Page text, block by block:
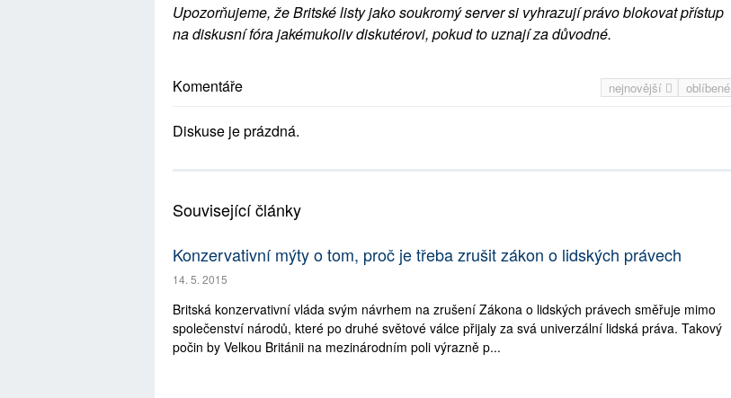
Upozorňujeme, že Britské listy jako soukromý server si vyhrazují právo blokovat přístup
na diskusní fóra jakémukoliv diskutérovi, pokud to uznají za důvodné.
nejnovější oblíbené
Komentáře
Diskuse je prázdná.
Související články
Konzervativní mýty o tom, proč je třeba zrušit zákon o lidských právech
14. 5. 2015
Britská konzervativní vláda svým návrhem na zrušení Zákona o lidských právech směřuje mimo
společenství národů, které po druhé světové válce přijaly za svá univerzální lidská práva. Takový
počin by Velkou Británii na mezinárodním poli výrazně p...